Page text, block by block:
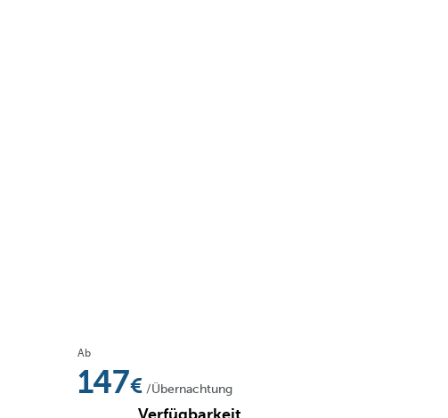
Ab
147 /Übernachtung
Verfügbarkeit